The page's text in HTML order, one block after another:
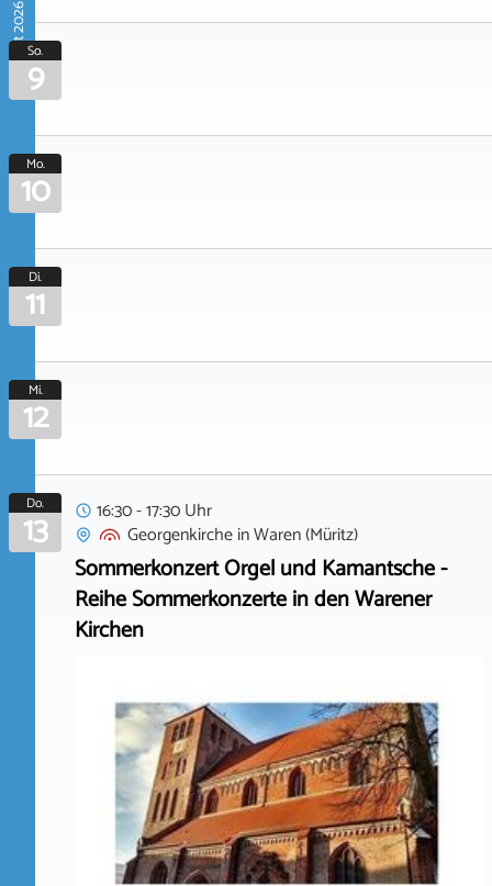
August 2026So.
9
Mo.
10
Di.
11
Mi.
12
Do.
13
16:30 - 17:30 Uhr
GeorgenkircheinWaren (Müritz)
Sommerkonzert Orgel und Kamantsche -
Reihe Sommerkonzerte in den Warener
Kirchen